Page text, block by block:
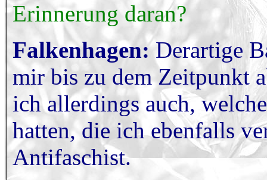
Erinnerung daran?
Falkenhagen:Derartige
mir bis zu dem Zeitpunkt
ich allerdings auch,
hatten, die ich ebenfalls
Antifaschist.